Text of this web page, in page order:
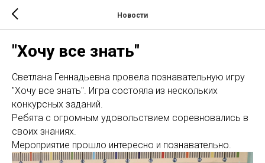
Новости
"Хочу все знать"
Светлана Геннадьевна провела познавательную игру
"Хочу все знать". Игра состояла из нескольких
конкурсных заданий.
Ребята с огромным удовольствием соревновались в
своих знаниях.
Мероприятие прошло интересно и познавательно.